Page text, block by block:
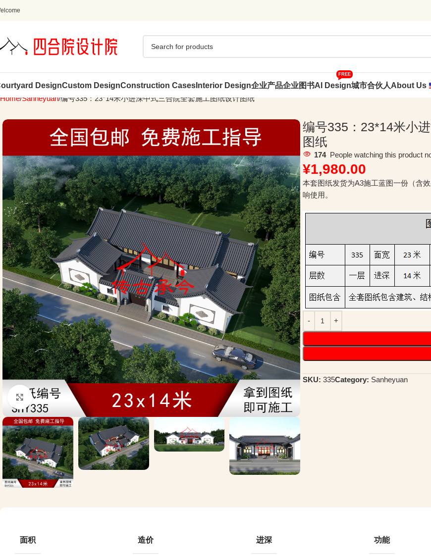
DesignCustom DesignConstruction Cases Interior Design企业产品企业图书AI Design
FREE
城市合伙人About Us
Home Sanheyuan 编号335：23*14米小进深中式三合院全套施工图纸设计图纸
Click to enlarge
编号335：23*14米小
图纸
174 People watching this product
¥1,980.00
本套图纸发货为A3施工蓝图一份（含
响使用。
SKU: 335Category: Sanheyuan
面积 造价 进深 功能